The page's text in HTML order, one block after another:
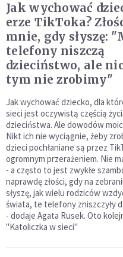
Jak wychować
erze TikToka?
mnie, gdy słyszę:
telefony niszczą
dzieciństwo, ale
tym nie zrobimy"
Jak wychować dziecko, dla
sieci jest oczywistą częścią
dzieciństwa. Ale dowodów
Nikt ich nie wyciągnie, żeby
dzieci pochłaniane są przez
ogromnym przerażeniem. Nie
- a często to jest zwykłe
naprawdę złości, gdy na
słyszę, jak wielu rodziców
świata, te telefony zniszczyły
- dodaje Agata Rusek. Oto
"Katoliczka w sieci"